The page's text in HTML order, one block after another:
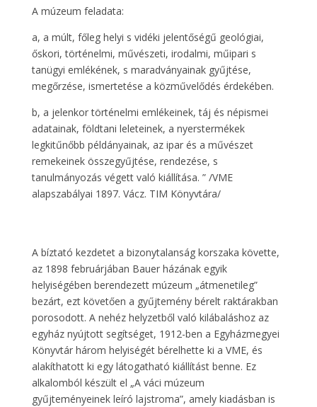
A múzeum feladata:
a, a múlt, főleg helyi s vidéki jelentőségű geológiai,
őskori, történelmi, művészeti, irodalmi, műipari s
tanügyi emlékének, s maradványainak gyűjtése,
megőrzése, ismertetése a közművelődés érdekében.
b, a jelenkor történelmi emlékeinek, táj és népismei
adatainak, földtani leleteinek, a nyerstermékek
legkitűnőbb példányainak, az ipar és a művészet
remekeinek összegyűjtése, rendezése, s
tanulmányozás végett való kiállítása. ” /VME
alapszabályai 1897. Vácz. TIM Könyvtára/
A bíztató kezdetet a bizonytalanság korszaka követte,
az 1898 februárjában Bauer házának egyik
helyiségében berendezett múzeum „átmenetileg”
bezárt, ezt követően a gyűjtemény bérelt raktárakban
porosodott. A nehéz helyzetből való kilábaláshoz az
egyház nyújtott segítséget, 1912-ben a Egyházmegyei
Könyvtár három helyiségét bérelhette ki a VME, és
alakíthatott ki egy látogatható kiállítást benne. Ez
alkalomból készült el „A váci múzeum
gyűjteményeinek leíró lajstroma”, amely kiadásban is